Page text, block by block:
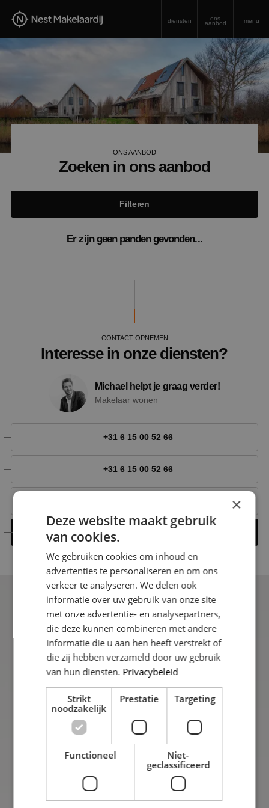
diensten ons
aanbod menu
ONS AANBOD
Zoeken in ons aanbod
Filteren
Er zijn geen panden gevonden...
CONTACT OPNEMEN
Interesse in onze diensten?
Michael helpt je graag verder!
Makelaar wonen
+31 6 15 00 52 66
+31 6 15 00 52 66
Contact opnemen
Uitstekend
Gebaseerd op 38 reviews
Contact
085 109 10 74
info@nestmakelaardij.nl
×
Deze website maakt gebruik
van cookies.
We gebruiken cookies om inhoud en
advertenties te personaliseren en om ons
verkeer te analyseren. We delen ook
informatie over uw gebruik van onze site
met onze advertentie- en analysepartners,
die deze kunnen combineren met andere
informatie die u aan hen heeft verstrekt of
die zij hebben verzameld door uw gebruik
van hun diensten. Privacybeleid
Strikt
noodzakelijk
Prestatie Targeting
Functioneel
Niet-
geclassificeerd